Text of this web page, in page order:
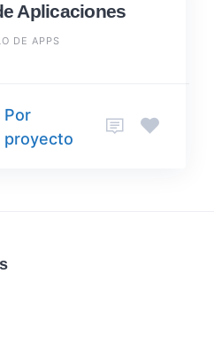
Aplicaciones
DE APPS
Por
proyecto